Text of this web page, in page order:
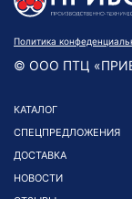
Политика
© ООО ПТЦ
КАТАЛОГ
СПЕЦПРЕДЛОЖЕНИЯ
ДОСТАВКА
НОВОСТИ